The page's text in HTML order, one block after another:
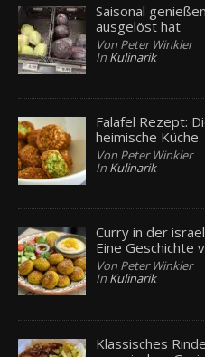
Saisonal
ausgelöst hat
Von Peter Winkler
In Kulinarik
Falafel Rezept:
heimische Küche
Von Peter Winkler
In Kulinarik
Curry in der
Eine Geschichte
Von Peter Winkler
In Kulinarik
Klassisches